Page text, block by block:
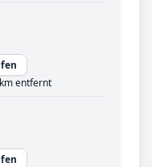
entfernt